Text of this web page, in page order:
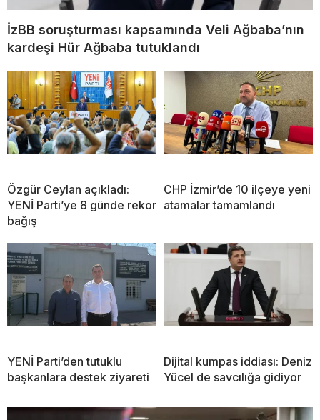
İzBB soruşturması kapsamında Veli Ağbaba’nın
kardeşi Hür Ağbaba tutuklandı
Özgür Ceylan açıkladı:
YENİ Parti’ye 8 günde rekor
bağış
CHP İzmir’de 10 ilçeye yeni
atamalar tamamlandı
YENİ Parti’den tutuklu
başkanlara destek ziyareti
Dijital kumpas iddiası: Deniz
Yücel de savcılığa gidiyor